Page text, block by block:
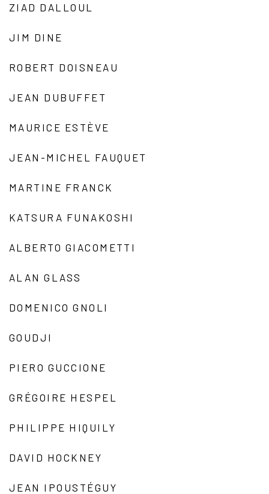
ZIAD DALLOUL
JIM DINE
ROBERT DOISNEAU
JEAN DUBUFFET
MAURICE ESTÈVE
JEAN-MICHEL FAUQUET
MARTINE FRANCK
KATSURA FUNAKOSHI
ALBERTO GIACOMETTI
ALAN GLASS
DOMENICO GNOLI
GOUDJI
PIERO GUCCIONE
GRÉGOIRE HESPEL
PHILIPPE HIQUILY
DAVID HOCKNEY
JEAN IPOUSTÉGUY